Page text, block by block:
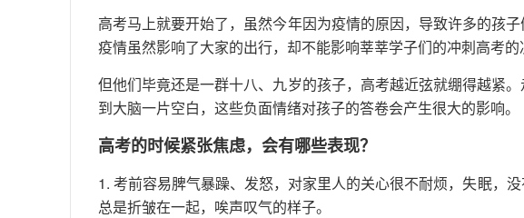
高考马上就要开始了，虽然今年因为疫情的原因，导致许多的孩
疫情虽然影响了大家的出行，却不能影响莘莘学子们的冲刺高考的
但他们毕竟还是一群十八、九岁的孩子，高考越近弦就绷得越紧
到大脑一片空白，这些负面情绪对孩子的答卷会产生很大的影响。
高考的时候紧张焦虑，会有哪些表现？
1. 考前容易脾气暴躁、发怒，对家里人的关心很不耐烦，失眠，
总是折皱在一起，唉声叹气的样子。